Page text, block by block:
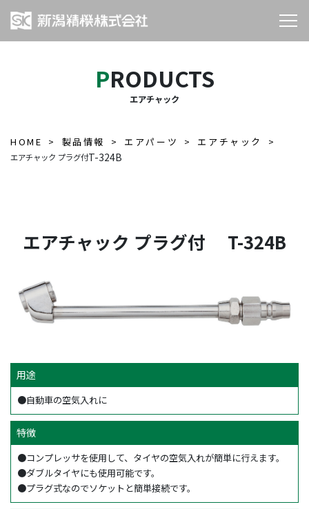
PRODUCTS
エアチャック
HOME 製品情報 エアパーツ エアチャック
エアチャック プラグ付T-324B
エアチャック プラグ付 T-324B
用途
●自動車の空気入れに
特徴
●コンプレッサを使用して、タイヤの空気入れが簡単に行えます。
●ダブルタイヤにも使用可能です。
●プラグ式なのでソケットと簡単接続です。